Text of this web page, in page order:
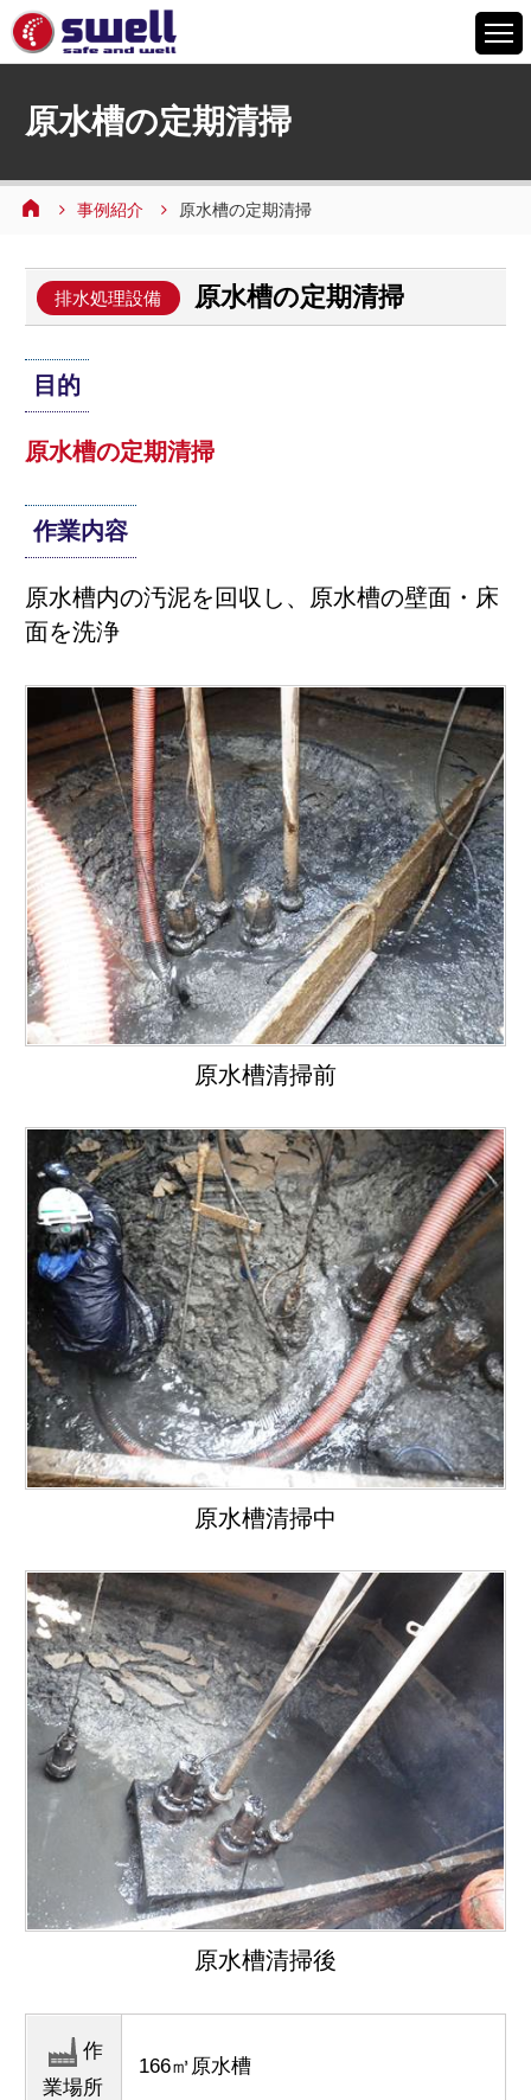
6つの特徴
設備案内
よくあるご質問
採用情報
お問い合わせ
原水槽の定期清掃
事例紹介 原水槽の定期清掃
排水処理設備 原水槽の定期清掃
目的
原水槽の定期清掃
作業内容
原水槽内の汚泥を回収し、原水槽の壁面・床
面を洗浄
原水槽清掃前
原水槽清掃中
原水槽清掃後
作
業場所
166㎥原水槽